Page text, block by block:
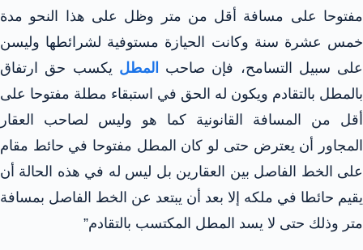
مفتوحا على مسافة أقل من متر وظل على هذا النحو مدة
خمس عشرة سنة وكانت الحيازة مستوفية لشرائطها وليسن
على سبيل التسامح، فإن صاحب
المطل يكسب حق ارتفاق
بالمطل بالتقادم ويكون له الحق في استبقاء مطلة مفتوحا على
أقل من المسافة القانونية كما هو وليس لصاحب العقار
المجاور أن يعترض حتى لو كان المطل مفتوحا في حائط مقام
على الخط الفاصل بين العقارين بل ليس له في هذه الحالة أن
يقيم حائطا في ملكه إلا بعد أن يبتعد عن الخط الفاصل بمسافة
متر وذلك حتى لا يسد المطل المكتسب بالتقادم”